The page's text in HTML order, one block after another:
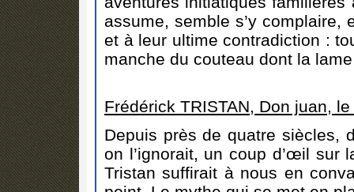
assume, semble s’y
et à leur ultime contradiction :
manche du couteau dont la
Frédérick TRISTAN, Don juan,
Depuis près de quatre siècles,
on l’ignorait, un coup d’œil sur
Tristan suffirait à nous en